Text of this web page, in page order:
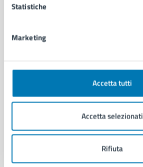
Statistiche
Marketing
Accetta tutti
Accetta selezionati
Rifiuta
Intranet, posta aziendale e protocollo
CATEGORIE DI SERVIZIO
Anagrafe e stato civile
Cultura e tempo libero
Educazione e formazione
Giustizia e sicurezza pubblica